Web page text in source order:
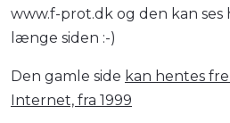
www.f-prot.dk og den kan ses
længe siden :-)
Den gamle side kan hentes
Internet, fra 1999